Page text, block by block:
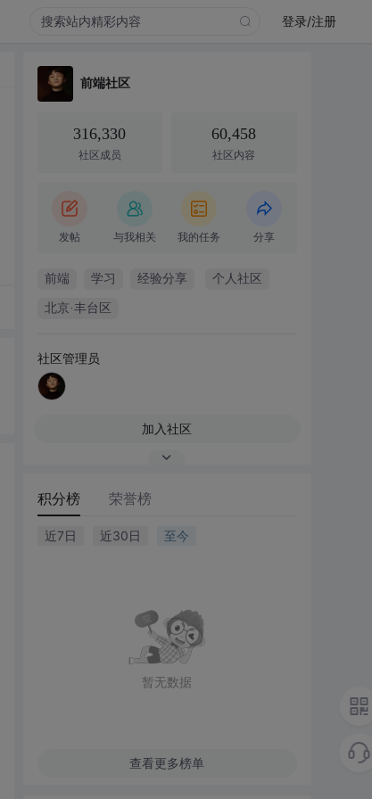
登录/注册
前端社区
316,330
社区成员
60,458
社区内容
发帖 与我相关 我的任务 分享
前端 学习 经验分享 个人社区
北京·丰台区
社区管理员
加入社区
积分榜 荣誉榜
近7日 近30日 至今
暂无数据
查看更多榜单